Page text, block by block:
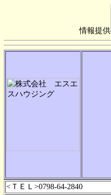
情報提供
<ＴＥＬ>0798-64-2840